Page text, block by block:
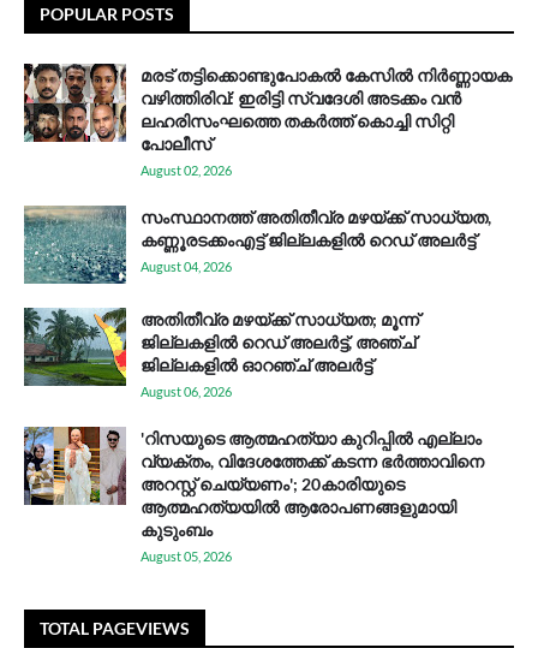
POPULAR POSTS
മരട് തട്ടിക്കൊണ്ടുപോകൽ കേസിൽ നിർണ്ണായക
വഴിത്തിരിവ്: ഇരിട്ടി സ്വദേശി അടക്കം വൻ
ലഹരിസംഘത്തെ തകർത്ത് കൊച്ചി സിറ്റി
പോലീസ്
August 02, 2026
സം​സ്ഥാ​ന​ത്ത് അ​തി​തീ​വ്ര മ​ഴ​യ്ക്ക് സാ​ധ്യ​ത,
കണ്ണൂരടക്കംഎ​ട്ട് ജി​ല്ല​ക​ളി​ൽ റെ​ഡ് അ​ലർ​ട്ട്
August 04, 2026
അതിതീവ്ര മഴയ്ക്ക് സാധ്യത; മൂന്ന്
ജില്ലകളിൽ റെഡ് അലർട്ട്, അഞ്ച്
ജില്ലകളിൽ ഓറഞ്ച് അലർട്ട്
August 06, 2026
'റിസയുടെ ആത്മഹത്യാ കുറിപ്പിൽ എല്ലാം
വ്യക്തം, വിദേശത്തേക്ക് കടന്ന ഭർത്താവിനെ
അറസ്റ്റ് ചെയ്യണം'; 20കാരിയുടെ
ആത്മഹത്യയിൽ ആരോപണങ്ങളുമായി
കുടുംബം
August 05, 2026
TOTAL PAGEVIEWS